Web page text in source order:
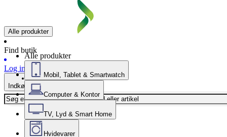
Alle produkter
Find butik
Log ind
Indkøbskurv
Alle produkter
Mobil, Tablet & Smartwatch
Computer & Kontor
TV, Lyd & Smart Home
Hvidevarer